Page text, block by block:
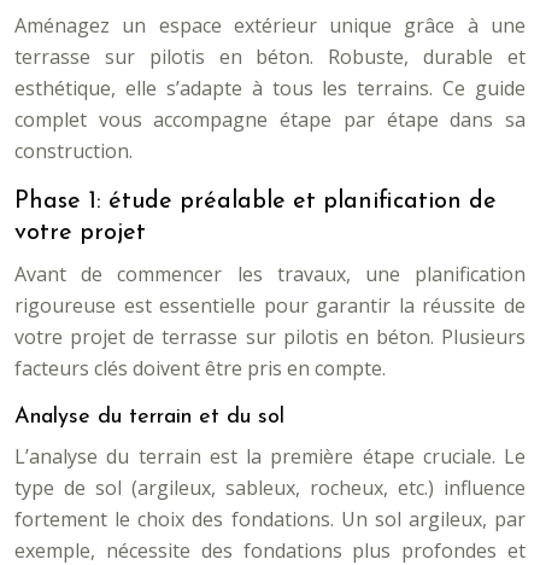
Aménagez un espace extérieur unique grâce à une
terrasse sur pilotis en béton. Robuste, durable et
esthétique, elle s’adapte à tous les terrains. Ce guide
complet vous accompagne étape par étape dans sa
construction.
Phase 1: étude préalable et planification de
votre projet
Avant de commencer les travaux, une planification
rigoureuse est essentielle pour garantir la réussite de
votre projet de terrasse sur pilotis en béton. Plusieurs
facteurs clés doivent être pris en compte.
Analyse du terrain et du sol
L’analyse du terrain est la première étape cruciale. Le
type de sol (argileux, sableux, rocheux, etc.) influence
fortement le choix des fondations. Un sol argileux, par
exemple, nécessite des fondations plus profondes et